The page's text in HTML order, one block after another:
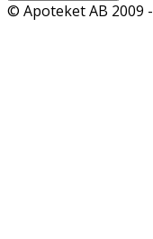
© Apoteket AB 2009 -